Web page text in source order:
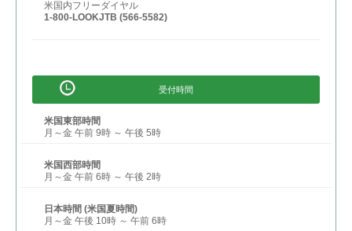
米国内フリーダイヤル
1-800-LOOKJTB (566-5582)
受付時間
米国東部時間
月～金 午前 9時 ～ 午後 5時
米国西部時間
月～金 午前 6時 ～ 午後 2時
日本時間 (米国夏時間)
月～金 午後 10時 ～ 午前 6時